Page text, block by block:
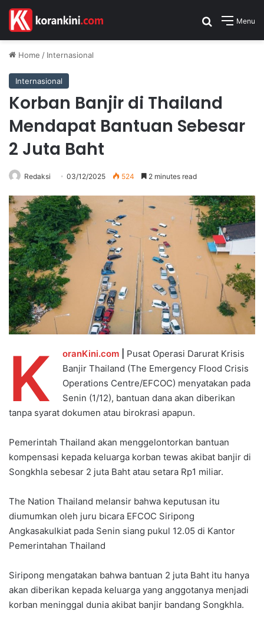
Menu
Search for
Home / Internasional
Internasional
Korban Banjir di Thailand
Mendapat Bantuan Sebesar
2 Juta Baht
Redaksi 03/12/2025 524 2 minutes read
K oranKini.com
Pusat Operasi Darurat Krisis
Banjir Thailand (The Emergency Flood Crisis
Operations Centre/EFCOC) menyatakan pada
Senin (1/12), bantuan dana akan diberikan
tanpa syarat dokumen atau birokrasi apapun.
Pemerintah Thailand akan menggelontorkan bantuan
kompensasi kepada keluarga korban tewas akibat banjir di
Songkhla sebesar 2 juta Baht atau setara Rp1 miliar.
The Nation Thailand melansir bahwa keputusan itu
diumumkan oleh juru bicara EFCOC Siripong
Angkasakulkiat pada Senin siang pukul 12.05 di Kantor
Pemerintahan Thailand
Siripong mengatakan bahwa bantuan 2 juta Baht itu hanya
akan diberikan kepada keluarga yang anggotanya menjadi
korban meninggal dunia akibat banjir bandang Songkhla.